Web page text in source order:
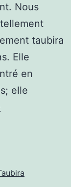
Nous
taubira
Elle
en
elle
ET